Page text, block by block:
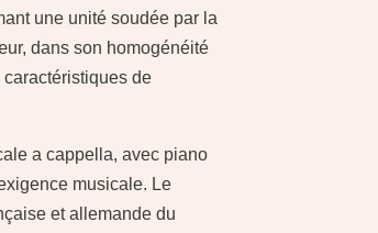
une unité soudée par la
dans son homogénéité
caractéristiques de
a cappella, avec piano
musicale. Le
et allemande du